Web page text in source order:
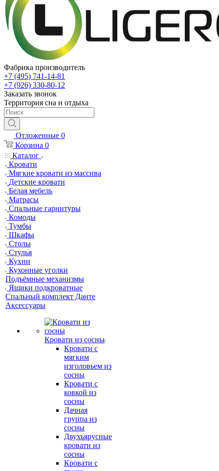
Фабрика производитель
+7 (495) 741-14-81
+7 (926) 330-80-12
Заказать звонок
Территория сна и отдыха
Отложенные 0
Корзина 0
Каталог
Кровати
Мягкие кровати из массива
Детские кровати
Белая мебель
Матрасы
Спальные гарнитуры
Комоды
Тумбы
Шкафы
Столы
Стулья
Кухни
Кухонные уголки
Подъёмные механизмы
Ящики подкроватные
Спальный комплект Данте
Аксессуары
Кровати из сосны
Кровати с
мягким
изголовьем из
сосны
Кровати с
ковкой из
сосны
Дачная
группа из
сосны
Двухъярусные
кровати из
сосны
Кровати с